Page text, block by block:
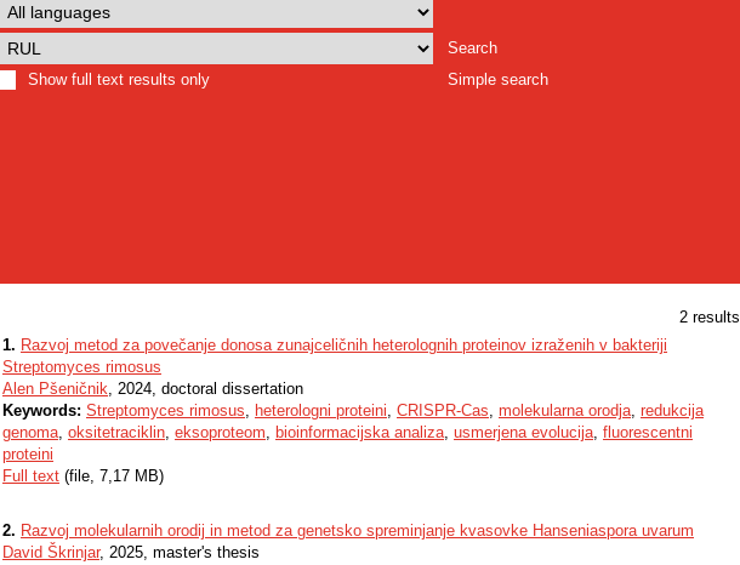
Search
Show full text results only
Simple search
2 results
1. Razvoj metod za povečanje donosa zunajceličnih heterolognih proteinov izraženih v bakteriji
Streptomyces rimosus
Alen Pšeničnik, 2024, doctoral dissertation
Keywords: Streptomyces rimosus, heterologni proteini, CRISPR-Cas, molekularna orodja, redukcija
genoma, oksitetraciklin, eksoproteom, bioinformacijska analiza, usmerjena evolucija, fluorescentni
proteini
Full text (file, 7,17 MB)
2. Razvoj molekularnih orodij in metod za genetsko spreminjanje kvasovke Hanseniaspora uvarum
David Škrinjar, 2025, master's thesis